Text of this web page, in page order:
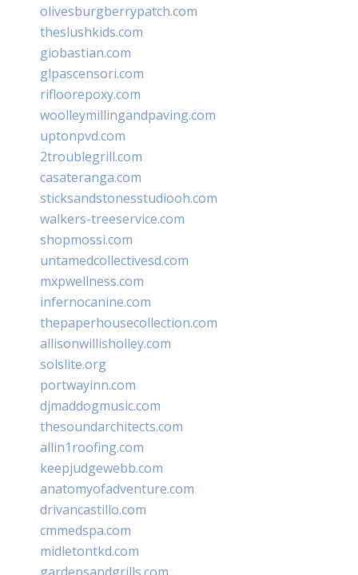
olivesburgberrypatch.com
theslushkids.com
giobastian.com
glpascensori.com
rifloorepoxy.com
woolleymillingandpaving.com
uptonpvd.com
2troublegrill.com
casateranga.com
sticksandstonesstudiooh.com
walkers-treeservice.com
shopmossi.com
untamedcollectivesd.com
mxpwellness.com
infernocanine.com
thepaperhousecollection.com
allisonwillisholley.com
solslite.org
portwayinn.com
djmaddogmusic.com
thesoundarchitects.com
allin1roofing.com
keepjudgewebb.com
anatomyofadventure.com
drivancastillo.com
cmmedspa.com
midletontkd.com